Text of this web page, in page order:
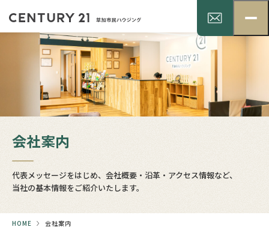
会社案内
代表メッセージをはじめ、会社概要・沿革・アクセス情報など、
当社の基本情報をご紹介いたします。
HOME 会社案内